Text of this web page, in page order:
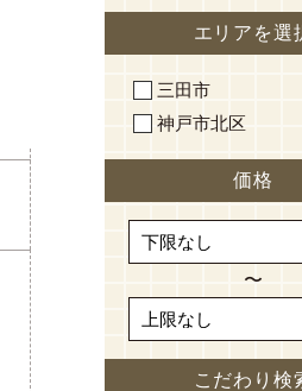
エリアを選
三田市
神戸市北区
価格
〜
こだわり検